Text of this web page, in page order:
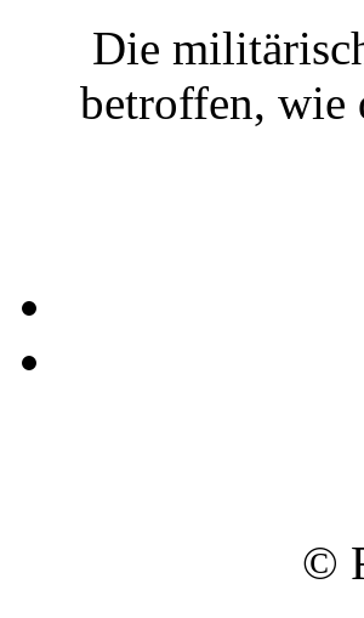
Die
betroffen, wie
©